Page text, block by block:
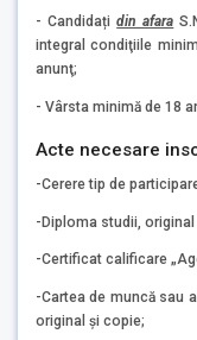
- Candidațidin afara
integral condiţiile
anunţ;
- Vârsta minimă de 18
Acte necesare
-Cerere tip de
-Diploma studii, original
-Certificat calificare
-Cartea de muncă sau
original şi copie;